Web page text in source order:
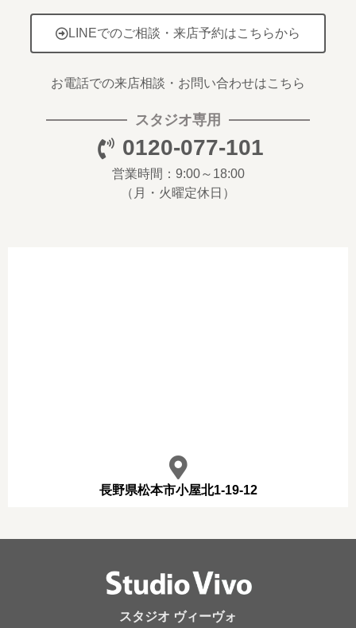
LINEでのご相談・来店予約はこちらから
お電話での来店相談・お問い合わせはこちら
スタジオ専用
0120-077-101
営業時間：9:00～18:00
（月・火曜定休日）
長野県松本市小屋北1-19-12
スタジオ ヴィーヴォ